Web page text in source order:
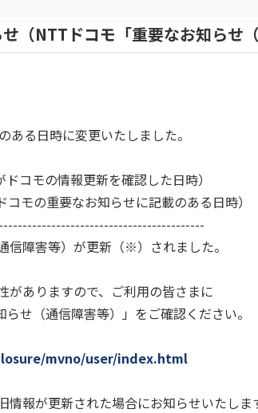
（NTTドコモ「重要なお知らせ
る日時に変更いたしました。
モの情報更新を確認した日時）
の重要なお知らせに記載のある日時）
信障害等）が更新（※）されました。
ありますので、ご利用の皆さまに
せ（通信障害等）」をご確認ください。
mvno/user/index.html
報が更新された場合にお知らせいたしま